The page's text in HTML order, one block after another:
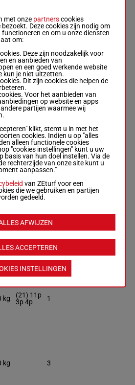
kg
8p 5p 2p
3p 3p 5p
4
kg
5p (21) 7p
5p 7p 14p
8p 12p
10p 7p 8p
12
kg 8
kg 6
kg
(21) 11p
3p 4p
1
kg 3
met onze partnerscookies
Deze cookies zijn nodig om
en om u onze diensten
om:
Deze zijn noodzakelijk voor
en aanbieden van
en een goed werkende website
kun je niet uitzetten.
Dit zijn cookies die helpen de
Voor het aanbieden van
op website en apps
partijen waarmee wij
klikt, stemt u in met het
cookies. Indien u op "alles
alleen functionele cookies
"cookies instellingen" kunt u uw
basis van hun doel instellen. Via de
rechterzijde van onze site kunt u
aanpassen."
van ZEturf voor een
die we gebruiken en partijen
gedeeld.
ACCEPTEREN
AFWIJZEN
INSTELLINGEN